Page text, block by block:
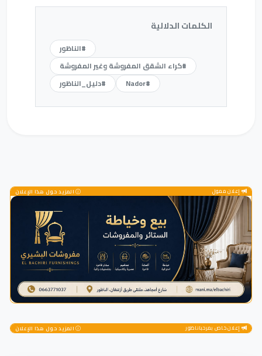
الكلمات الدلالية
#الناظور
#كراء الشقق المفروشة وغير المفروشة
#Nador
#دليل_الناظور
إعلان ممول المزيد حول هذا الإعلان
إعلان خاص بمرحباناظور المزيد حول هذا الإعلان